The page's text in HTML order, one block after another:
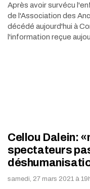
Après avoir survécu
de l'Association des
décédé aujourd'hui à
l'information reçue
Cellou Dalein:
spectateurs
samedi, 27 mars 2021 à